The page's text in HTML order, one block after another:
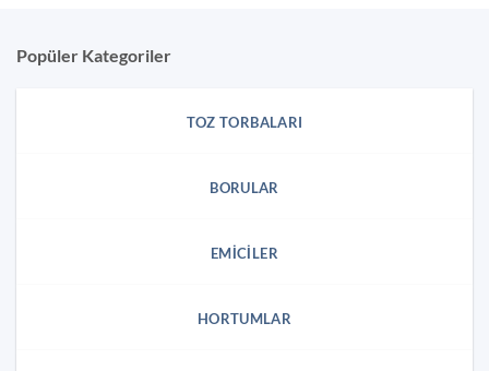
Popüler Kategoriler
TOZ TORBALARI
BORULAR
EMICILER
HORTUMLAR